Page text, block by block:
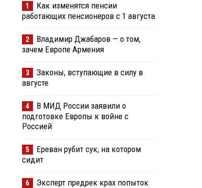
1
Как изменятся пенсии
работающих пенсионеров с 1 августа
2
Владимир Джабаров — о том,
зачем Европе Армения
3
Законы, вступающие в силу в
августе
4
В МИД России заявили о
подготовке Европы к войне с
Россией
5
Ереван рубит сук, на котором
сидит
6
Эксперт предрек крах попыток